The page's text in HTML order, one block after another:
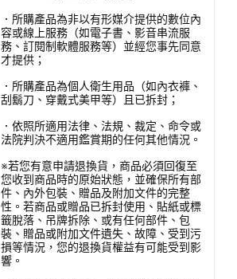
．所購產品為非以有形媒介提供的數位內
容或線上服務（如電子書、影音串流服
務、訂閱制軟體服務等）並經您事先同意
才提供；
．所購產品為個人衛生用品（如內衣褲、
刮鬍刀、穿戴式美甲等）且已拆封；
．依照所適用法律、法規、裁定、命令或
法院判決不適用鑑賞期的任何其他情況。
※若您有意申請退換貨，商品必須回復至
您收到商品時的原始狀態，並確保所有部
件、內外包裝、贈品及附加文件的完整
性。若商品或贈品已拆封使用、貼紙或標
籤脫落、吊牌拆除、或有任何部件、包
裝、贈品或附加文件遺失、故障、受到污
損等情況，您的退換貨權益有可能受到影
響。